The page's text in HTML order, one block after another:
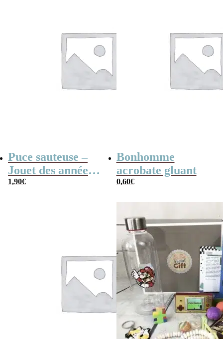
Puce sauteuse –
Jouet des années
80
1,90€
Bonhomme
acrobate gluant
0,60€